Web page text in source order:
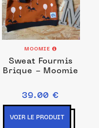
MOOMIE
Sweat Fourmis
Brique - Moomie
39.00 €
VOIR LE PRODUIT